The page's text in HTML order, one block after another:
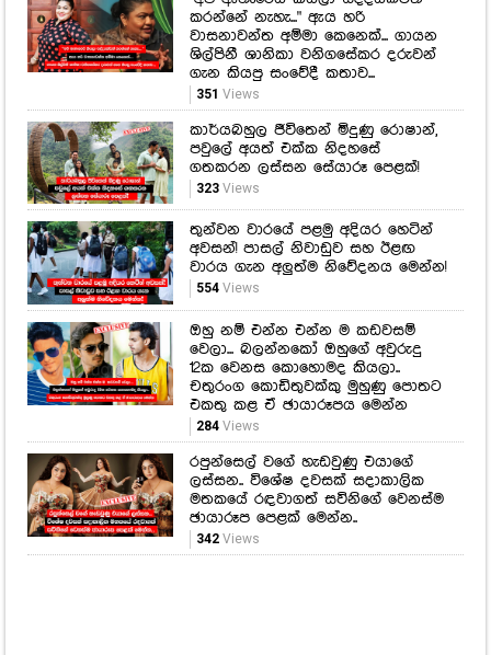
කරන්නේ නැහැ..." ඇය හරි
වාසනාවන්ත අම්මා කෙනෙක්... ගායන
ශිල්පිනී ශානිකා වනිගසේකර දරුවන්
ගැන කියපු සංවේදී කතාව...
351 Views
කාර්යබහුල ජීවිතෙන් මිදුණු රොෂාන්,
පවුලේ අයත් එක්ක නිදහසේ
ගතකරන ලස්සන සේයාරූ පෙළක්!
323Views
තුන්වන වාරයේ පළමු අදියර හෙටින්
අවසන්! පාසල් නිවාඩුව සහ ඊළඟ
වාරය ගැන අලුත්ම නිවේදනය මෙන්න!
554Views
ඔහු නම් එන්න එන්න ම කඩවසම්
වෙලා... බලන්නකෝ ඔහුගේ අවුරුදු
12ක වෙනස කොහොමද කියලා..
චතුරංග කොඩිතුවක්කු මුහුණු පොතට
එකතු කළ ඒ ඡායාරූපය මෙන්න
284Views
රපුන්සෙල් වගේ හැඩවුණු එයාගේ
ලස්සන.. විශේෂ දවසක් සදාකාලික
මතකයේ රඳවාගත් සවිනිගේ වෙනස්ම
ඡායාරූප පෙළක් මෙන්න..
342Views